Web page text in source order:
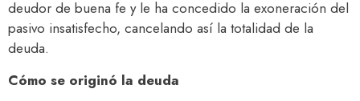
deudor de buena fe y le ha concedido la exoneración del
pasivo insatisfecho, cancelando así la totalidad de la
deuda.​
Cómo se originó la deuda